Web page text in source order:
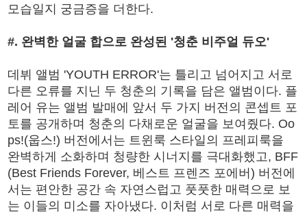
모습일지 궁금증을 더한다.
#. 완벽한 얼굴 합으로 완성된 '청춘 비주얼 듀오'
데뷔 앨범 'YOUTH ERROR'는 틀리고 넘어지고 서로
다른 오류를 지닌 두 청춘의 기록을 담은 앨범이다. 플
레어 유는 앨범 발매에 앞서 두 가지 버전의 콘셉트 포
토를 공개하며 청춘의 다채로운 얼굴을 보여줬다. Oo
ps!(웁스!) 버전에서는 트윈룩 스타일의 프레피룩을
완벽하게 소화하며 청량한 시너지를 극대화했고, BFF
(Best Friends Forever, 베스트 프렌즈 포에버) 버전에
서는 편안한 공간 속 자연스럽고 풋풋한 매력으로 보
는 이들의 미소를 자아냈다. 이처럼 서로 다른 매력을